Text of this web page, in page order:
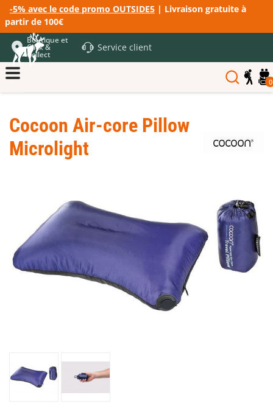
-5% avec le code promo OUTSIDE5 | Livraison gratuite à
partir de 100€
Boutique et
Click &
Collect
Service client
0
Cocoon Air-core Pillow
Microlight